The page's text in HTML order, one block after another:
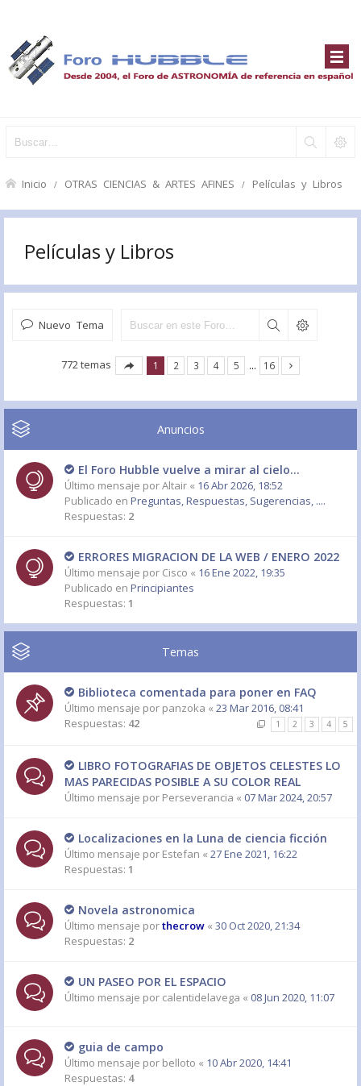
Inicio OTRAS CIENCIAS & ARTES AFINES Películas y Libros
Películas y Libros
Nuevo Tema
772 temas 1 2 3 4 5 … 16
Anuncios
El Foro Hubble vuelve a mirar al cielo...
Último mensaje porAltair « 16 Abr 2026, 18:52
Publicado en Preguntas, Respuestas, Sugerencias, ....
Respuestas: 2
ERRORES MIGRACION DE LA WEB / ENERO 2022
Último mensaje por Cisco « 16 Ene 2022, 19:35
Publicado en Principiantes
Respuestas: 1
Temas
Biblioteca comentada para poner en FAQ
Último mensaje por panzoka « 23 Mar 2016, 08:41
Respuestas: 42 1 2 3 4 5
LIBRO FOTOGRAFIAS DE OBJETOS CELESTES LO
MAS PARECIDAS POSIBLE A SU COLOR REAL
Último mensaje por Perseverancia « 07 Mar 2024, 20:57
Localizaciones en la Luna de ciencia ficción
Último mensaje por Estefan « 27 Ene 2021, 16:22
Respuestas: 1
Novela astronomica
Último mensaje porthecrow « 30 Oct 2020, 21:34
Respuestas: 2
UN PASEO POR EL ESPACIO
Último mensaje por calentidelavega « 08 Jun 2020, 11:07
guia de campo
Último mensaje por belloto « 10 Abr 2020, 14:41
Respuestas: 4